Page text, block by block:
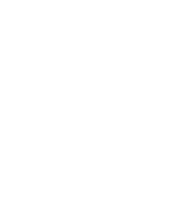
2,000円分を贈ると、自分も500円
がス ···